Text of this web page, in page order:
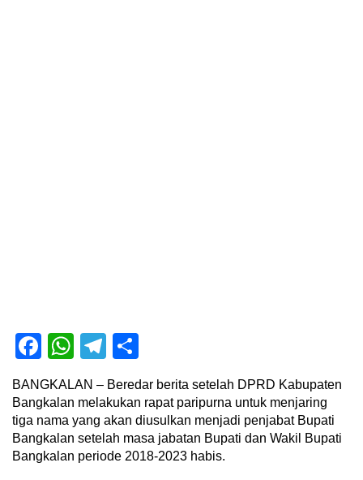
Facebook
WhatsApp
Telegram
BANGKALAN – Beredar berita setelah DPRD Kabupaten
Bangkalan melakukan rapat paripurna untuk menjaring
tiga nama yang akan diusulkan menjadi penjabat Bupati
Bangkalan setelah masa jabatan Bupati dan Wakil Bupati
Bangkalan periode 2018-2023 habis.